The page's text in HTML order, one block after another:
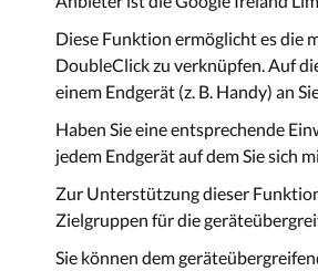
Diese Funktion ermöglicht es die
DoubleClick zu verknüpfen. Auf
einem Endgerät (z. B. Handy) an
Haben Sie eine entsprechende
jedem Endgerät auf dem Sie sich
Zur Unterstützung dieser
Zielgruppen für die
Sie können dem